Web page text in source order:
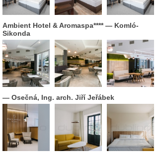
Ambient Hotel & Aromaspa****— Komló-
Sikonda
— Osečná, Ing. arch. Jiří Jeřábek